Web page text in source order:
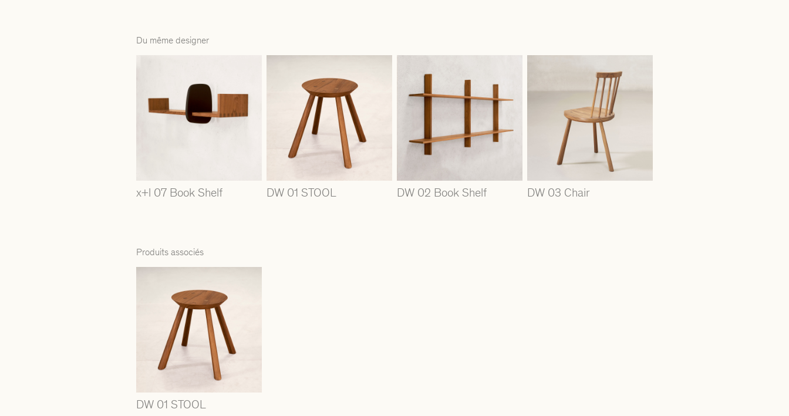
Du même designer
x+l 07 Book Shelf DW 01 STOOL DW 02 Book Shelf DW 03 Chair
Produits associés
DW 01 STOOL